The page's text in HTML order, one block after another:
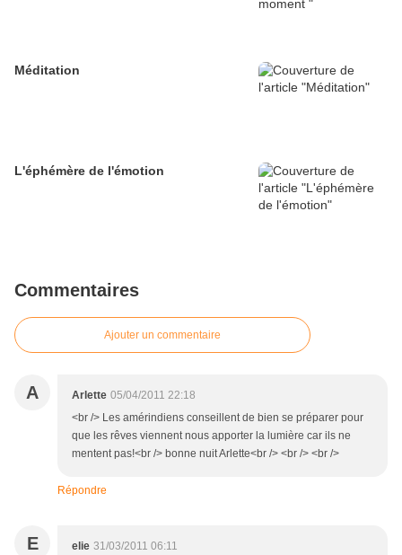
Méditation
L'éphémère de l'émotion
Commentaires
Ajouter un commentaire
A Arlette 05/04/2011 22:18
<br /> Les amérindiens conseillent de bien se préparer pour
que les rêves viennent nous apporter la lumière car ils ne
mentent pas!<br /> bonne nuit Arlette<br /> <br /> <br />
Répondre
E elie 31/03/2011 06:11